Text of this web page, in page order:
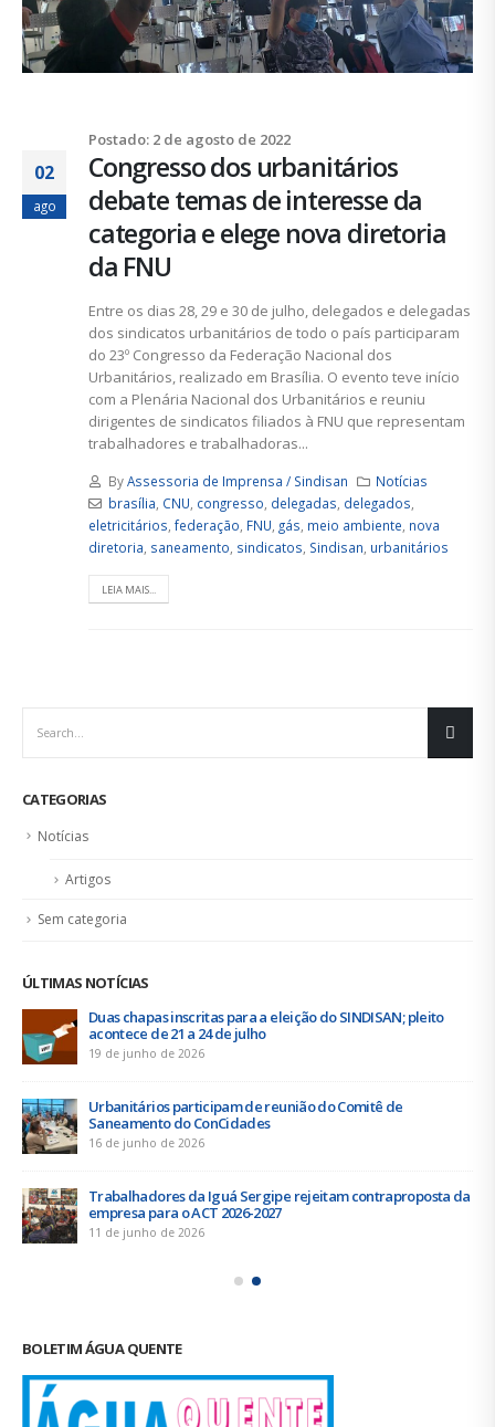
Postado: 2 de agosto de 2022
02
ago
Congresso dos urbanitários
debate temas de interesse da
categoria e elege nova diretoria
da FNU
Entre os dias 28, 29 e 30 de julho, delegados e delegadas
dos sindicatos urbanitários de todo o país participaram
do 23º Congresso da Federação Nacional dos
Urbanitários, realizado em Brasília. O evento teve início
com a Plenária Nacional dos Urbanitários e reuniu
dirigentes de sindicatos filiados à FNU que representam
trabalhadores e trabalhadoras...
ByAssessoria de Imprensa / Sindisan
Notícias
brasília, CNU, congresso, delegadas, delegados,
eletricitários, federação, FNU, gás, meio ambiente, nova
diretoria, saneamento, sindicatos, Sindisan, urbanitários
LEIA MAIS...
CATEGORIAS
Notícias
Artigos
Sem categoria
ÚLTIMAS NOTÍCIAS
Duas chapas inscritas para a eleição do SINDISAN; pleito
acontece de 21 a 24 de julho
19 de junho de 2026
Urbanitários participam de reunião do Comitê de
Saneamento do ConCidades
16 de junho de 2026
Trabalhadores da Iguá Sergipe rejeitam contraproposta da
empresa para o ACT 2026-2027
11 de junho de 2026
BOLETIM ÁGUA QUENTE